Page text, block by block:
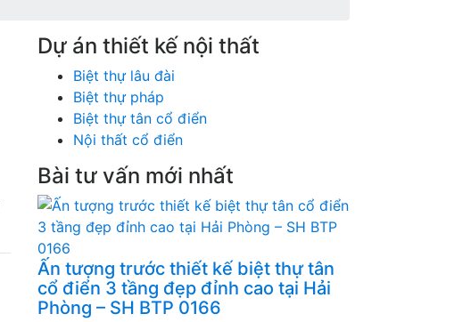
Dự án thiết kế nội thất
Biệt thự lâu đài
Biệt thự pháp
Biệt thự tân cổ điển
Nội thất cổ điển
Bài tư vấn mới nhất
Ấn tượng trước thiết kế biệt thự tân
cổ điển 3 tầng đẹp đỉnh cao tại Hải
Phòng – SH BTP 0166